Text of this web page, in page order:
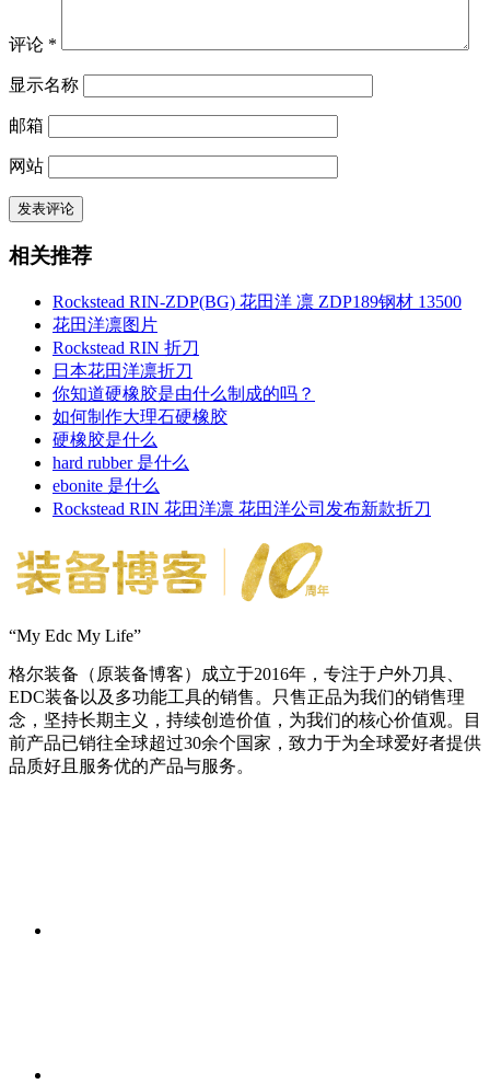
评论 *
显示名称
邮箱
网站
相关推荐
Rockstead RIN-ZDP(BG) 花田洋 凛 ZDP189钢材 13500
花田洋凛图片
Rockstead RIN 折刀
日本花田洋凛折刀
你知道硬橡胶是由什么制成的吗？
如何制作大理石硬橡胶
硬橡胶是什么
hard rubber 是什么
ebonite 是什么
Rockstead RIN 花田洋凛 花田洋公司发布新款折刀
“My Edc My Life”
格尔装备（原装备博客）成立于2016年，专注于户外刀具、
EDC装备以及多功能工具的销售。只售正品为我们的销售理
念，坚持长期主义，持续创造价值，为我们的核心价值观。目
前产品已销往全球超过30余个国家，致力于为全球爱好者提供
品质好且服务优的产品与服务。